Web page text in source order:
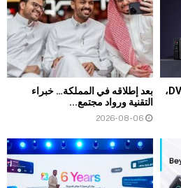
أطلقت Synology جهاز DVA7400،
بعد إطلاقه في المملكة… خبراء
التقنية ورواد مجتمع...
2026-08-06